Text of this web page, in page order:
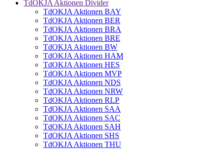
TdOKJA Aktionen Divider
TdOKJA Aktionen BAY
TdOKJA Aktionen BER
TdOKJA Aktionen BRA
TdOKJA Aktionen BRE
TdOKJA Aktionen BW
TdOKJA Aktionen HAM
TdOKJA Aktionen HES
TdOKJA Aktionen MVP
TdOKJA Aktionen NDS
TdOKJA Aktionen NRW
TdOKJA Aktionen RLP
TdOKJA Aktionen SAA
TdOKJA Aktionen SAC
TdOKJA Aktionen SAH
TdOKJA Aktionen SHS
TdOKJA Aktionen THU